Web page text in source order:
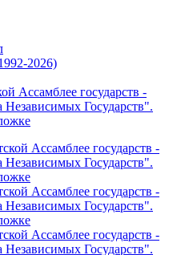
2026)
Ассамблее государств -
Независимых Государств".